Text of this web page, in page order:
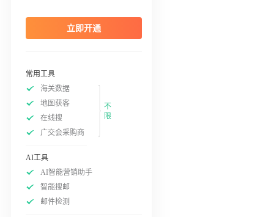
立即开通
常用工具
海关数据
地图获客
在线搜
广交会采购商
不
限
AI工具
AI智能营销助手
智能搜邮
邮件检测